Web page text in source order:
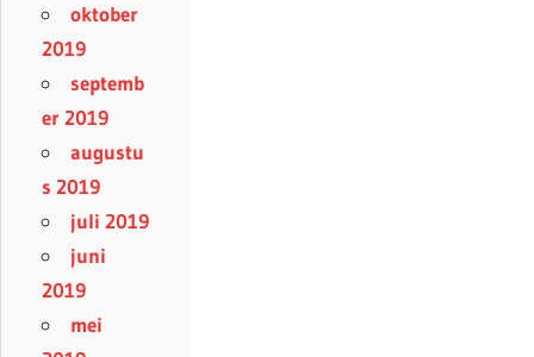
oktober
2019
septemb
er 2019
augustu
s 2019
juli 2019
juni
2019
mei